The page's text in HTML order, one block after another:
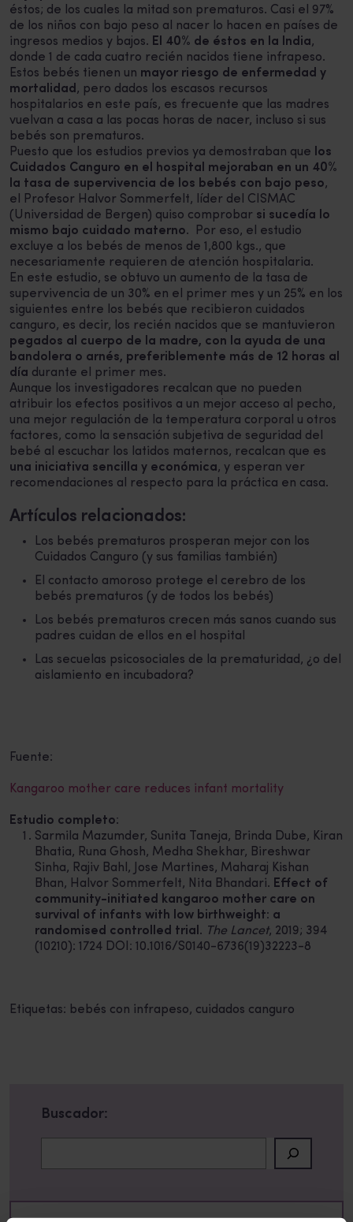
éstos; de los cuales la mitad son prematuros. Casi el 97%
de los niños con bajo peso al nacer lo hacen en países de
ingresos medios y bajos. El 40% de éstos en la India,
donde 1 de cada cuatro recién nacidos tiene infrapeso.
Estos bebés tienen un mayor riesgo de enfermedad y
mortalidad , pero dados los escasos recursos
hospitalarios en este país, es frecuente que las madres
vuelvan a casa a las pocas horas de nacer, incluso si sus
bebés son prematuros.
Puesto que los estudios previos ya demostraban que
los
Cuidados Canguro en el hospital mejoraban en un 40%
la tasa de supervivencia de los bebés con bajo peso,
el Profesor Halvor Sommerfelt, líder del CISMAC
(Universidad de Bergen) quiso comprobar si sucedía lo
mismo bajo cuidado materno. Por eso, el estudio
excluye a los bebés de menos de 1,800 kgs., que
necesariamente requieren de atención hospitalaria.
En este estudio, se obtuvo un aumento de la tasa de
supervivencia de un 30% en el primer mes y un 25% en los
siguientes entre los bebés que recibieron cuidados
canguro, es decir, los recién nacidos que se mantuvieron
pegados al cuerpo de la madre, con la ayuda de una
bandolera o arnés, preferiblemente más de 12 horas al
día durante el primer mes.
Aunque los investigadores recalcan que no pueden
atribuir los efectos positivos a un mejor acceso al pecho,
una mejor regulación de la temperatura corporal u otros
factores, como la sensación subjetiva de seguridad del
bebé al escuchar los latidos maternos, recalcan que es
una iniciativa sencilla y económica, y esperan ver
recomendaciones al respecto para la práctica en casa.
Artículos relacionados:
Los bebés prematuros prosperan mejor con los
Cuidados Canguro (y sus familias también)
El contacto amoroso protege el cerebro de los
bebés prematuros (y de todos los bebés)
Los bebés prematuros crecen más sanos cuando sus
padres cuidan de ellos en el hospital
Las secuelas psicosociales de la prematuridad, ¿o del
aislamiento en incubadora?
Fuente:
Kangaroo mother care reduces infant mortality
Estudio completo:
Sarmila Mazumder, Sunita Taneja, Brinda Dube, Kiran
Bhatia, Runa Ghosh, Medha Shekhar, Bireshwar
Sinha, Rajiv Bahl, Jose Martines, Maharaj Kishan
Bhan, Halvor Sommerfelt, Nita Bhandari. Effect of
community-initiated kangaroo mother care on
survival of infants with low birthweight: a
randomised controlled trial . The Lancet, 2019; 394
(10210): 1724 DOI: 10.1016/S0140-6736(19)32223-8
Etiquetas: bebés con infrapeso, cuidados canguro
Buscador: